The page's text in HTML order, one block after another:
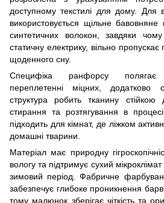
доступному текстилі для дому. Для
використовується щільне
синтетичних волокон, завдяки
статичну електрику, вільно пропускає
щоденного сну.
Специфіка ранфорсу полягає
переплетенні міцних, додатково
структура робить тканину стійкою
стирання та розтягування в процесі
підходить для кімнат, де ліжком
домашні тварини.
Матеріал має природну
вологу та підтримує сухий мікроклімат
зимовий період. Фабричне
забезпечує глибоке проникнення
тому малюнок зберігає чіткість та